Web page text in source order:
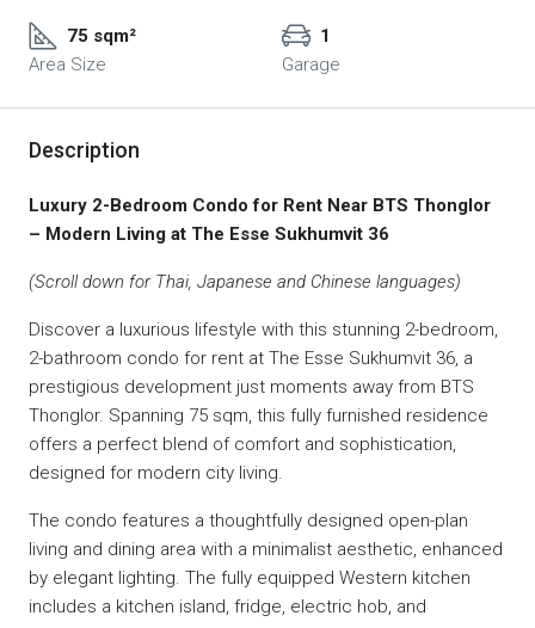
75 sqm²
Area Size
1
Garage
Description
Luxury 2-Bedroom Condo for Rent Near BTS Thonglor
– Modern Living at The Esse Sukhumvit 36
(Scroll down for Thai, Japanese and Chinese languages)
Discover a luxurious lifestyle with this stunning 2-bedroom,
2-bathroom condo for rent at The Esse Sukhumvit 36, a
prestigious development just moments away from BTS
Thonglor. Spanning 75 sqm, this fully furnished residence
offers a perfect blend of comfort and sophistication,
designed for modern city living.
The condo features a thoughtfully designed open-plan
living and dining area with a minimalist aesthetic, enhanced
by elegant lighting. The fully equipped Western kitchen
includes a kitchen island, fridge, electric hob, and